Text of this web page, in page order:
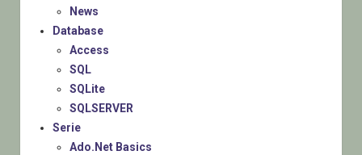
News
Database
Access
SQL
SQLite
SQLSERVER
Serie
Ado.Net Basics